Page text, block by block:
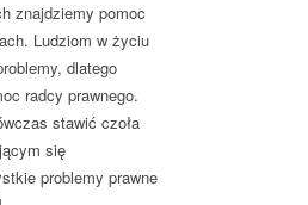
znajdziemy pomoc
Ludziom w życiu
dlatego
radcy prawnego.
stawić czoła
się
problemy prawne